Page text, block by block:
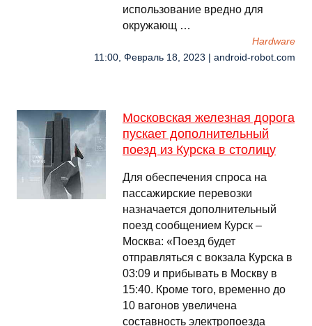
использование вредно для
окружающ …
Hardware
11:00, Февраль 18, 2023 | android-robot.com
Московская железная дорога
пускает дополнительный
поезд из Курска в столицу
Для обеспечения спроса на
пассажирские перевозки
назначается дополнительный
поезд сообщением Курск –
Москва: «Поезд будет
отправляться с вокзала Курска в
03:09 и прибывать в Москву в
15:40. Кроме того, временно до
10 вагонов увеличена
составность электропоезда